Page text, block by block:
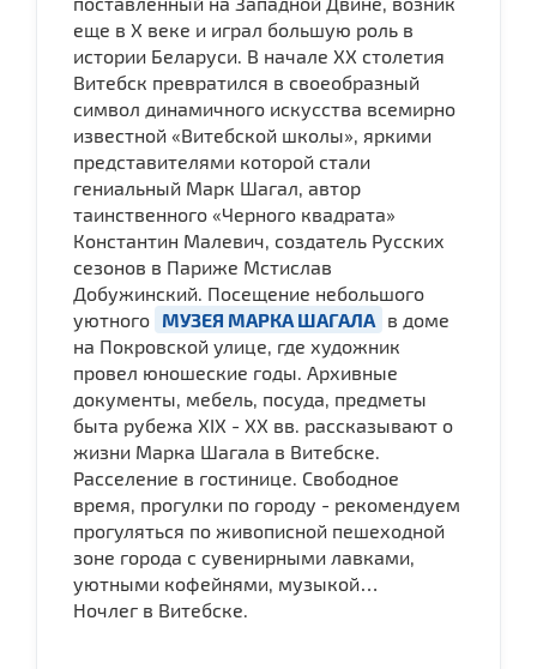
еще в X веке и играл большую роль в
истории Беларуси. В начале XX столетия
Витебск превратился в своеобразный
символ динамичного искусства всемирно
известной «Витебской школы», яркими
представителями которой стали
гениальный Марк Шагал, автор
таинственного «Черного квадрата»
Константин Малевич, создатель Русских
сезонов в Париже Мстислав
Добужинский. Посещение небольшого
уютного МУЗЕЯ МАРКА ШАГАЛА в доме
на Покровской улице, где художник
провел юношеские годы. Архивные
документы, мебель, посуда, предметы
быта рубежа XIX - XX вв. рассказывают о
жизни Марка Шагала в Витебске.
Расселение в гостинице. Свободное
время, прогулки по городу - рекомендуем
прогуляться по живописной пешеходной
зоне города с сувенирными лавками,
уютными кофейнями, музыкой…
Ночлег в Витебске.